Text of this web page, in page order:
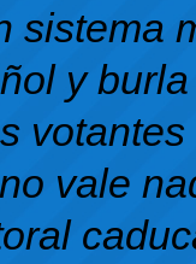
sistema
y
vale